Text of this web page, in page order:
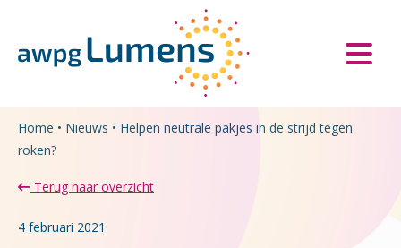
Home • Nieuws • Helpen neutrale pakjes in de strijd tegen
roken?
Terug naar overzicht
4 februari 2021